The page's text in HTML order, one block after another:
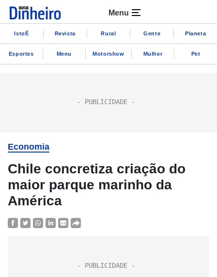
Menu
IstoÉ Revista Rural Gente Planeta
Esportes Menu Motorshow Mulher Pet
Economia
Chile concretiza criação do
maior parque marinho da
América